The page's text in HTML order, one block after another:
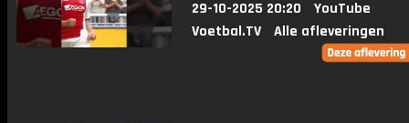
29-10-2025 20:20
YouTube
Voetbal.TV
Alle afleveringen